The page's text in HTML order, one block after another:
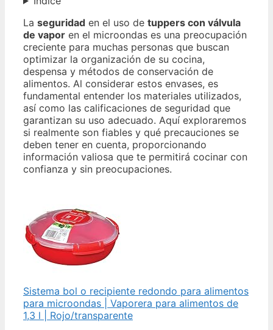
La seguridad en el uso de tuppers con válvula
de vapor en el microondas es una preocupación
creciente para muchas personas que buscan
optimizar la organización de su cocina,
despensa y métodos de conservación de
alimentos. Al considerar estos envases, es
fundamental entender los materiales utilizados,
así como las calificaciones de seguridad que
garantizan su uso adecuado. Aquí exploraremos
si realmente son fiables y qué precauciones se
deben tener en cuenta, proporcionando
información valiosa que te permitirá cocinar con
confianza y sin preocupaciones.
Sistema bol o recipiente redondo para alimentos
para microondas | Vaporera para alimentos de
1,3 l | Rojo/transparente